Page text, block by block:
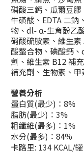
磷酸三鈣、瓜爾豆膠
牛磺酸、EDTA 二鈉
物、dl- α-生育酚乙
硝酸硫胺素、維生
酸螯合物、碘酸鈣
劑、維生素 B12 補充
補充劑、生物素、
營養分析
蛋白質(最少)：8%
脂肪(最少)：3%
粗纖維(最多)：1%
水分(最多)：84%
卡路里: 134 KCAL/罐